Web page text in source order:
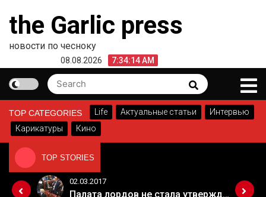
content
the Garlic press
новости по чесноку
08.08.2026 7:34:14 AM
Search
for:
Search
TOP CATEGORIES Life Актуальные статьи
Интервью
Карикатуры
Кино
TOP STORIES
Когда Россия разрешит полеты в Грузию. Позиция Кремля
02.03.2017
Палата лордов не стала утверждать законопроект о "брексите"